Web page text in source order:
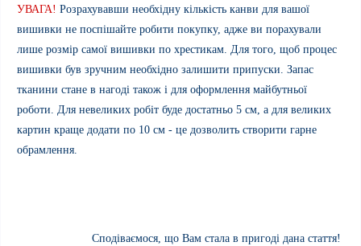
УВАГА! Розрахувавши необхідну кількість канви для вашої
вишивки не поспішайте робити покупку, адже ви порахували
лише розмір самої вишивки по хрестикам. Для того, щоб процес
вишивки був зручним необхідно залишити припуски. Запас
тканини стане в нагоді також і для оформлення майбутньої
роботи. Для невеликих робіт буде достатньо 5 см, а для великих
картин краще додати по 10 см - це дозволить створити гарне
обрамлення.
Сподіваємося, що Вам стала в пригоді дана стаття!